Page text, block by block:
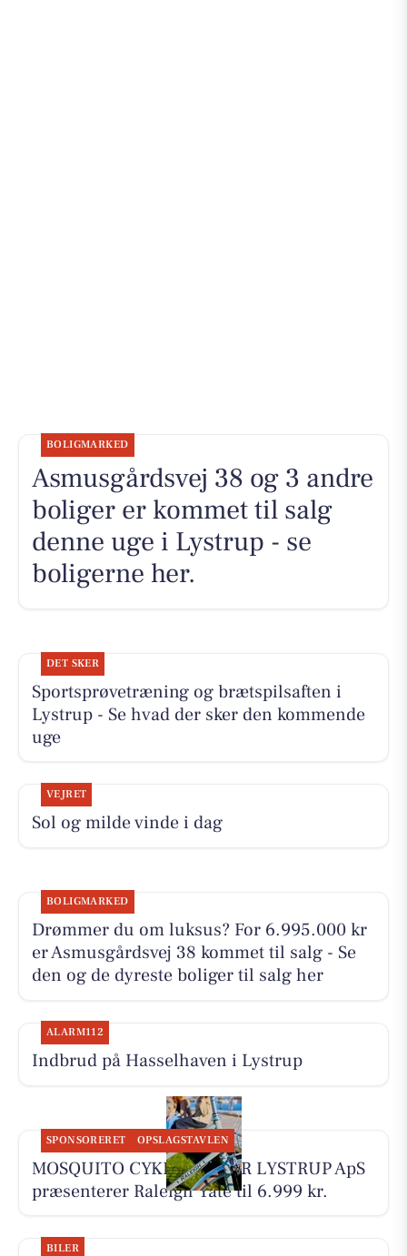
BOLIGMARKED
Asmusgårdsvej 38 og 3 andre
boliger er kommet til salg
denne uge i Lystrup - se
boligerne her.
DET SKER
Sportsprøvetræning og brætspilsaften i
Lystrup - Se hvad der sker den kommende
uge
VEJRET
Sol og milde vinde i dag
BOLIGMARKED
Drømmer du om luksus? For 6.995.000 kr
er Asmusgårdsvej 38 kommet til salg - Se
den og de dyreste boliger til salg her
ALARM112
Indbrud på Hasselhaven i Lystrup
SPONSORERET OPSLAGSTAVLEN
MOSQUITO CYKELCENTER LYSTRUP ApS
præsenterer Raleigh Yate til 6.999 kr.
BILER